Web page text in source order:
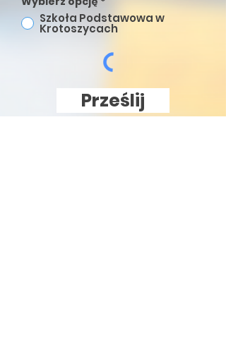
Szkoła Podstawowa w
Krotoszycach
Prześlij